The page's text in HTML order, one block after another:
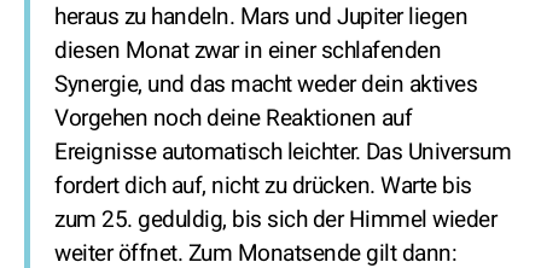
heraus zu handeln. Mars und Jupiter liegen
diesen Monat zwar in einer schlafenden
Synergie, und das macht weder dein aktives
Vorgehen noch deine Reaktionen auf
Ereignisse automatisch leichter. Das Universum
fordert dich auf, nicht zu drücken. Warte bis
zum 25. geduldig, bis sich der Himmel wieder
weiter öffnet. Zum Monatsende gilt dann: